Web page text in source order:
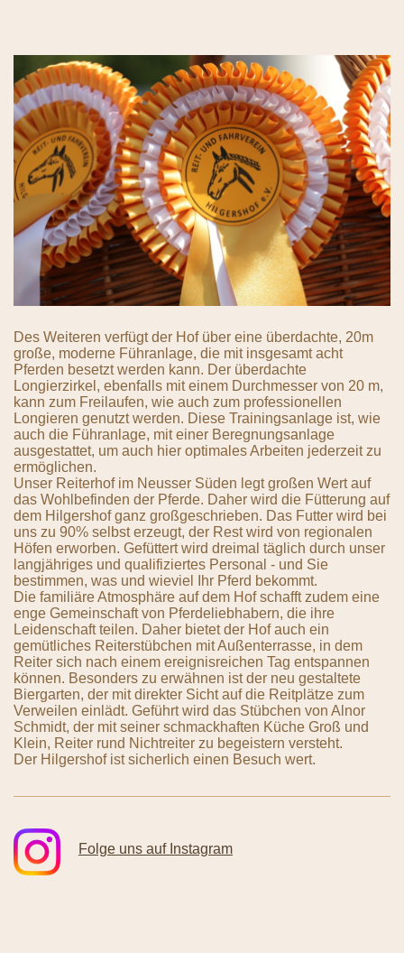
Des Weiteren verfügt der Hof über eine überdachte, 20m
große, moderne Führanlage, die mit insgesamt acht
Pferden besetzt werden kann. Der überdachte
Longierzirkel, ebenfalls mit einem Durchmesser von 20 m,
kann zum Freilaufen, wie auch zum professionellen
Longieren genutzt werden. Diese Trainingsanlage ist, wie
auch die Führanlage, mit einer Beregnungsanlage
ausgestattet, um auch hier optimales Arbeiten jederzeit zu
ermöglichen.
Unser Reiterhof im Neusser Süden legt großen Wert auf
das Wohlbefinden der Pferde. Daher wird die Fütterung auf
dem Hilgershof ganz großgeschrieben. Das Futter wird bei
uns zu 90% selbst erzeugt, der Rest wird von regionalen
Höfen erworben. Gefüttert wird dreimal täglich durch unser
langjähriges und qualifiziertes Personal - und Sie
bestimmen, was und wieviel Ihr Pferd bekommt.
Die familiäre Atmosphäre auf dem Hof schafft zudem eine
enge Gemeinschaft von Pferdeliebhabern, die ihre
Leidenschaft teilen. Daher bietet der Hof auch ein
gemütliches Reiterstübchen mit Außenterrasse, in dem
Reiter sich nach einem ereignisreichen Tag entspannen
können. Besonders zu erwähnen ist der neu gestaltete
Biergarten, der mit direkter Sicht auf die Reitplätze zum
Verweilen einlädt. Geführt wird das Stübchen von Alnor
Schmidt, der mit seiner schmackhaften Küche Groß und
Klein, Reiter rund Nichtreiter zu begeistern versteht.
Der Hilgershof ist sicherlich einen Besuch wert.
Folge uns auf Instagram